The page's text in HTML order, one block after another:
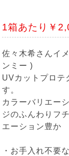
1箱あたり￥
佐々木希さんイ
ンミー )
UVカットプロテ
す。
カラーバリエー
ジのふんわりフ
エーション豊か
・お手入れ不要